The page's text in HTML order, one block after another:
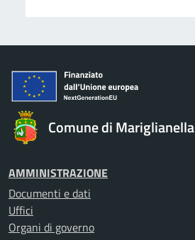
Comune di Mariglianella
AMMINISTRAZIONE
Documenti e dati
Uffici
Organi di governo